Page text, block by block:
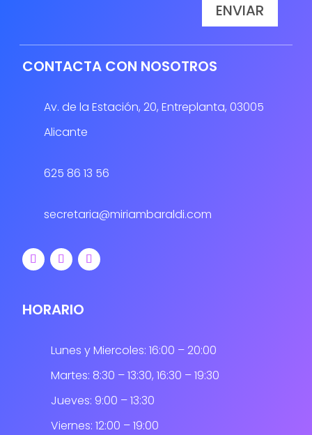
ENVIAR
CONTACTA CON NOSOTROS
Av. de la Estación, 20, Entreplanta, 03005
Alicante
625 86 13 56
secretaria@miriambaraldi.com
HORARIO
Lunes y Miercoles: 16:00 – 20:00
Martes: 8:30 – 13:30, 16:30 – 19:30
Jueves: 9:00 – 13:30
Viernes: 12:00 – 19:00